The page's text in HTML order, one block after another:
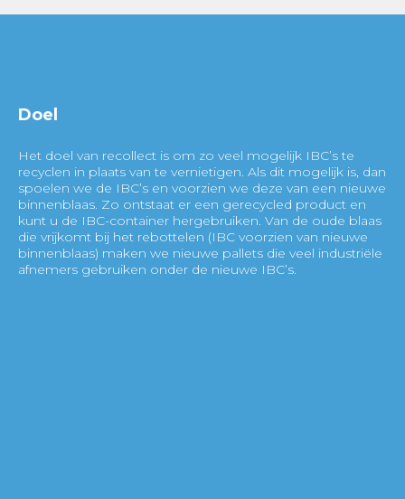
Doel
Het doel van recollect is om zo veel mogelijk IBC’s te
recyclen in plaats van te vernietigen. Als dit mogelijk is, dan
spoelen we de IBC’s en voorzien we deze van een nieuwe
binnenblaas. Zo ontstaat er een gerecycled product en
kunt u de IBC-container hergebruiken. Van de oude blaas
die vrijkomt bij het rebottelen (IBC voorzien van nieuwe
binnenblaas) maken we nieuwe pallets die veel industriële
afnemers gebruiken onder de nieuwe IBC’s.